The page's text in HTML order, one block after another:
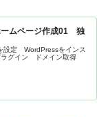
ムページ作成01 独
設定 WordPressをインス
グイン ドメイン取得